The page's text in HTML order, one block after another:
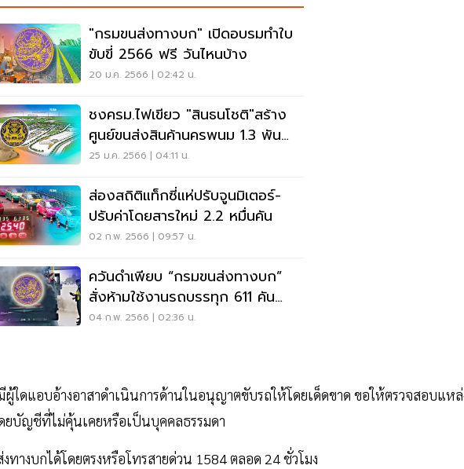
"กรมขนส่งทางบก" เปิดอบรมทำใบ
ขับขี่ 2566 ฟรี วันไหนบ้าง
20 ม.ค. 2566 | 02:42 น.
ชงครม.ไฟเขียว "สินธนโชติ"สร้าง
ศูนย์ขนส่งสินค้านครพนม 1.3 พัน
ล้าน
25 ม.ค. 2566 | 04:11 น.
ส่องสถิติแท็กซี่แห่ปรับจูนมิเตอร์-
ปรับค่าโดยสารใหม่ 2.2 หมื่นคัน
02 ก.พ. 2566 | 09:57 น.
ควันดำเพียบ “กรมขนส่งทางบก”
สั่งห้ามใช้งานรถบรรทุก 611 คัน
สกัดฝุ่น PM 2.5
04 ก.พ. 2566 | 02:36 น.
ใดแอบอ้างอาสาดำเนินการด้านในอนุญาตขับรถให้โดยเด็ดขาด ขอให้ตรวจสอบแห
ยบัญชีที่ไม่คุ้นเคยหรือเป็นบุคคลธรรมดา
ทางบกได้โดยตรงหรือโทรสายด่วน 1584 ตลอด 24 ชั่วโมง